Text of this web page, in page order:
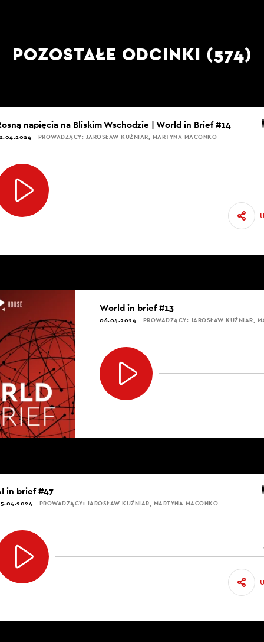
POZOSTAŁE ODCINKI (574)
napięcia na Bliskim Wschodzie | World in Brief #14
PROWADZĄCY: JAROSŁAW KUŹNIAR, MARTYNA MACONKO
World in brief #13
06.04.2024 PROWADZĄCY: JAROSŁAW KUŹNIAR,
in brief #47
PROWADZĄCY: JAROSŁAW KUŹNIAR, MARTYNA MACONKO